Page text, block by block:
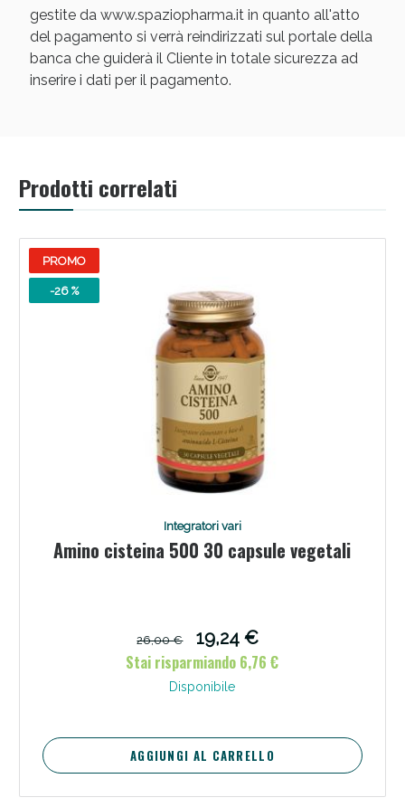
gestite da www.spaziopharma.it in quanto all'atto
del pagamento si verrà reindirizzati sul portale della
banca che guiderà il Cliente in totale sicurezza ad
inserire i dati per il pagamento.
Prodotti correlati
PROMO
-26 %
Integratori vari
Amino cisteina 500 30 capsule vegetali
26,00 €
19,24 €
Stai risparmiando 6,76 €
Disponibile
AGGIUNGI AL CARRELLO